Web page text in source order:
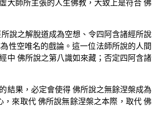
大師所主張的人生佛教，大致上是符合 佛
說之解脫道成為空想、令四阿含諸經所說
性空唯名的戲論。這一位法師所說的人間
中 佛所說之第八識如來藏；否定四阿含諸
結果，必定會使得 佛所說之無餘涅槃成為
來取代 佛所說無餘涅槃之本際，取代 佛